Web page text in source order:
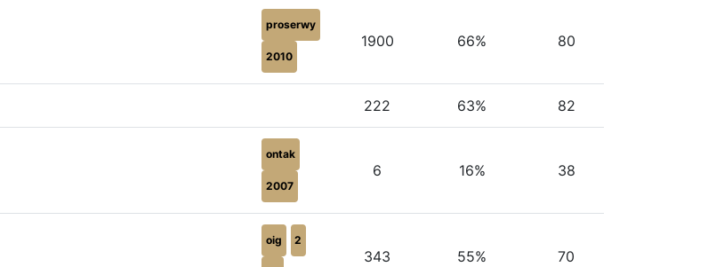
proserwy
2010
1900 66% 80
222 63% 82
ontak
2007
6 16% 38
oig 2
343 55% 70